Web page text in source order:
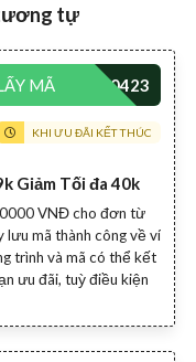
tương tự
Giảm Tối đa 40k
VNĐ cho đơn từ
mã thành công về ví
trình và mã có thể kết
ưu đãi, tuỳ điều kiện
MÃ
KHI ƯU ĐÃI KẾT THÚC